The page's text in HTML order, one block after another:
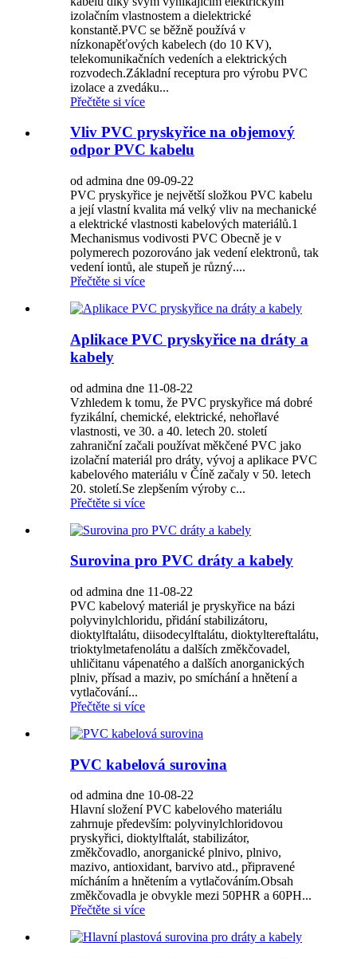
izolačním vlastnostem a dielektrické
konstantě.PVC se běžně používá v
nízkonapěťových kabelech (do 10 KV),
telekomunikačních vedeních a elektrických
rozvodech.Základní receptura pro výrobu PVC
izolace a zvedáku...
Přečtěte si více
Vliv PVC pryskyřice na objemový
odpor PVC kabelu
od admina dne 09-09-22
PVC pryskyřice je největší složkou PVC kabelu
a její vlastní kvalita má velký vliv na mechanické
a elektrické vlastnosti kabelových materiálů.1
Mechanismus vodivosti PVC Obecně je v
polymerech pozorováno jak vedení elektronů, tak
vedení iontů, ale stupeň je různý....
Přečtěte si více
Aplikace PVC pryskyřice na dráty a
kabely
od admina dne 11-08-22
Vzhledem k tomu, že PVC pryskyřice má dobré
fyzikální, chemické, elektrické, nehořlavé
vlastnosti, ve 30. a 40. letech 20. století
zahraniční začali používat měkčené PVC jako
izolační materiál pro dráty, vývoj a aplikace PVC
kabelového materiálu v Číně začaly v 50. letech
20. století.Se zlepšením výroby c...
Přečtěte si více
Surovina pro PVC dráty a kabely
od admina dne 11-08-22
PVC kabelový materiál je pryskyřice na bázi
polyvinylchloridu, přidání stabilizátoru,
dioktylftalátu, diisodecylftalátu, dioktyltereftalátu,
trioktylmetafenolátu a dalších změkčovadel,
uhličitanu vápenatého a dalších anorganických
plniv, přísad a maziv, po smíchání a hnětení a
vytlačování...
Přečtěte si více
PVC kabelová surovina
od admina dne 10-08-22
Hlavní složení PVC kabelového materiálu
zahrnuje především: polyvinylchloridovou
pryskyřici, dioktylftalát, stabilizátor,
změkčovadlo, anorganické plnivo, plnivo,
mazivo, antioxidant, barvivo atd., připravené
mícháním a hnětením a vytlačováním.Obsah
změkčovadla je obvykle mezi 50PHR a 60PH...
Přečtěte si více